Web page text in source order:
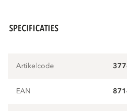
SPECIFICATIES
Artikelcode
EAN